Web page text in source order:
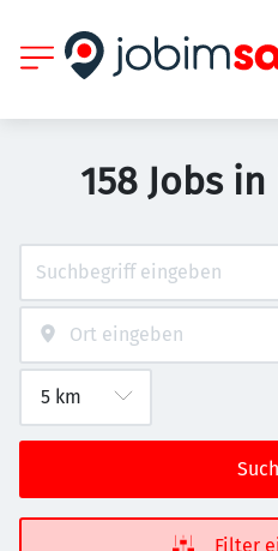
158 Jobs
Filter